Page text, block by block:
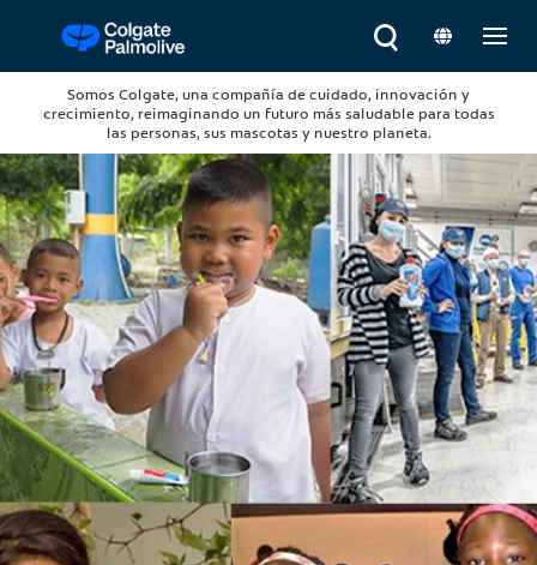
Somos Colgate, una compañía de cuidado, innovación y
crecimiento, reimaginando un futuro más saludable para todas
las personas, sus mascotas y nuestro planeta.